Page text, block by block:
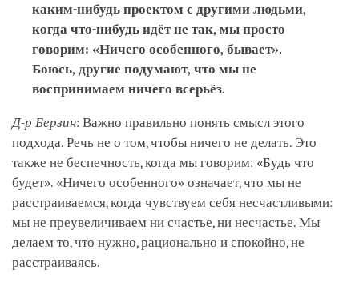
каким-нибудь проектом с другими людьми,
когда что-нибудь идёт не так, мы просто
говорим: «Ничего особенного, бывает».
Боюсь, другие подумают, что мы не
воспринимаем ничего всерьёз.
Д-р Берзин: Важно правильно понять смысл этого
подхода. Речь не о том, чтобы ничего не делать. Это
также не беспечность, когда мы говорим: «Будь что
будет». «Ничего особенного» означает, что мы не
расстраиваемся, когда чувствуем себя несчастливыми:
мы не преувеличиваем ни счастье, ни несчастье. Мы
делаем то, что нужно, рационально и спокойно, не
расстраиваясь.